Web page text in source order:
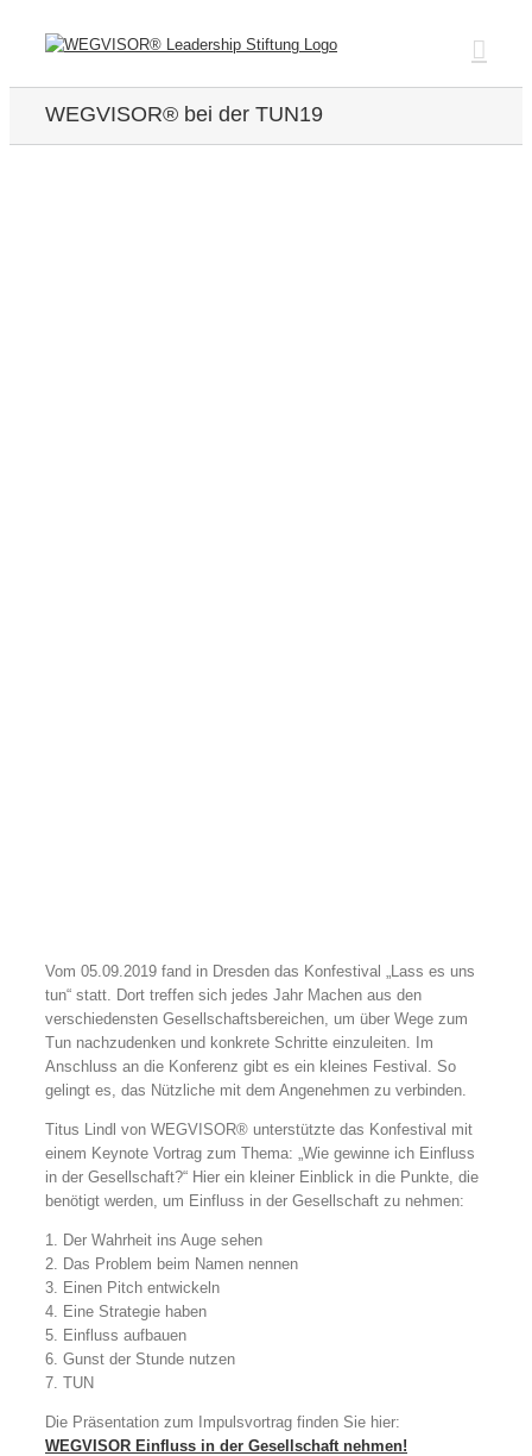
WEGVISOR® bei der TUN19
Vom 05.09.2019 fand in Dresden das Konfestival „Lass es uns
tun“ statt. Dort treffen sich jedes Jahr Machen aus den
verschiedensten Gesellschaftsbereichen, um über Wege zum
Tun nachzudenken und konkrete Schritte einzuleiten. Im
Anschluss an die Konferenz gibt es ein kleines Festival. So
gelingt es, das Nützliche mit dem Angenehmen zu verbinden.
Titus Lindl von WEGVISOR® unterstützte das Konfestival mit
einem Keynote Vortrag zum Thema: „Wie gewinne ich Einfluss
in der Gesellschaft?“ Hier ein kleiner Einblick in die Punkte, die
benötigt werden, um Einfluss in der Gesellschaft zu nehmen:
1. Der Wahrheit ins Auge sehen
2. Das Problem beim Namen nennen
3. Einen Pitch entwickeln
4. Eine Strategie haben
5. Einfluss aufbauen
6. Gunst der Stunde nutzen
7. TUN
Die Präsentation zum Impulsvortrag finden Sie hier:
WEGVISOR Einfluss in der Gesellschaft nehmen!